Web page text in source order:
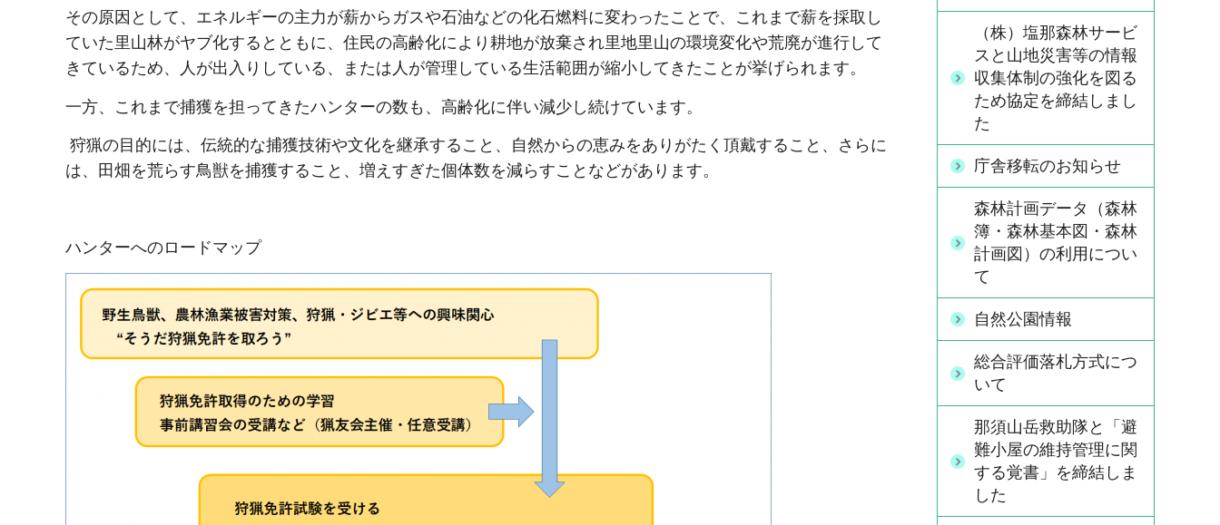
その原因として、エネルギーの主力が薪からガスや石油などの化石燃料に変わったことで、これまで薪を採取し
ていた里山林がヤブ化するとともに、住民の高齢化により耕地が放棄され里地里山の環境変化や荒廃が進行して
きているため、人が出入りしている、または人が管理している生活範囲が縮小してきたことが挙げられます。
一方、これまで捕獲を担ってきたハンターの数も、高齢化に伴い減少し続けています。
狩猟の目的には、伝統的な捕獲技術や文化を継承すること、自然からの恵みをありがたく頂戴すること、さらに
は、田畑を荒らす鳥獣を捕獲すること、増えすぎた個体数を減らすことなどがあります。
ハンターへのロードマップ
（株）塩那森林サービ
スと山地災害等の情報
収集体制の強化を図る
ため協定を締結しまし
た
庁舎移転のお知らせ
森林計画データ（森林
簿・森林基本図・森林
計画図）の利用につい
て
自然公園情報
総合評価落札方式につ
いて
那須山岳救助隊と「避
難小屋の維持管理に関
する覚書」を締結しま
した